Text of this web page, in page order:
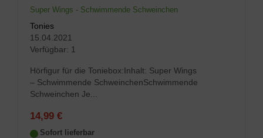
Super Wings - Schwimmende Schweinchen
Tonies
15.04.2021
Verfügbar: 1
Hörfigur für die Toniebox:Inhalt: Super Wings
– Schwimmende SchweinchenSchwimmende
Schweinchen Je...
14,99 €
Sofort lieferbar